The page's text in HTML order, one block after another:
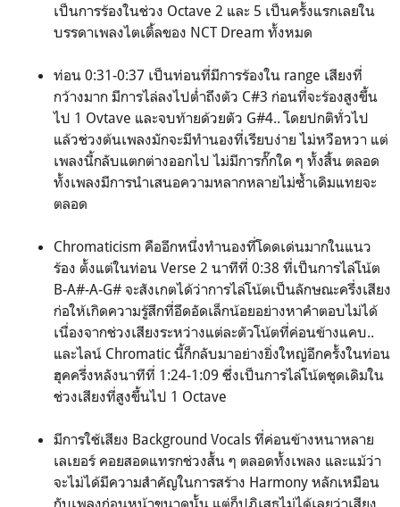
เป็นการร้องในช่วง Octave 2 และ 5 เป็นครั้งแรกเลยใน
บรรดาเพลงไตเติ้ลของ NCT Dream ทั้งหมด
ท่อน 0:31-0:37 เป็นท่อนที่มีการร้องใน range เสียงที่
กว้างมาก มีการไล่ลงไปต่ำถึงตัว C#3 ก่อนที่จะร้องสูงขึ้น
ไป 1 Ovtave และจบท้ายด้วยตัว G#4.. โดยปกติทั่วไป
แล้วช่วงต้นเพลงมักจะมีทำนองที่เรียบง่าย ไม่หวือหวา แต่
เพลงนี้กลับแตกต่างออกไป ไม่มีการกั๊กใด ๆ ทั้งสิ้น ตลอด
ทั้งเพลงมีการนำเสนอความหลากหลายไม่ซ้ำเดิมแทยจะ
ตลอด
Chromaticism คืออีกหนึ่งทำนองที่โดดเด่นมากในแนว
ร้อง ตั้งแต่ในท่อน Verse 2 นาทีที่ 0:38 ที่เป็นการไล่โน้ต
B-A#-A-G# จะสังเกตได้ว่าการไล่โน้ตเป็นลักษณะครึ่งเสียง
ก่อให้เกิดความรู้สึกที่อึดอัดเล็กน้อยอย่างหาคำตอบไม่ได้
เนื่องจากช่วงเสียงระหว่างแต่ละตัวโน้ตที่ค่อนข้างแคบ..
และไลน์ Chromatic นี้ก็กลับมาอย่างยิ่งใหญ่อีกครั้งในท่อน
ฮุคครึ่งหลังนาทีที่ 1:24-1:09 ซึ่งเป็นการไล่โน้ตชุดเดิมใน
ช่วงเสียงที่สูงขึ้นไป 1 Octave
มีการใช้เสียง Background Vocals ที่ค่อนข้างหนาหลาย
เลเยอร์ คอยสอดแทรกช่วงสั้น ๆ ตลอดทั้งเพลง และแม้ว่า
จะไม่ได้มีความสำคัญในการสร้าง Harmony หลักเหมือน